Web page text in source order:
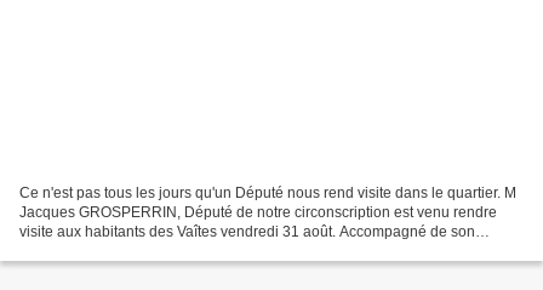
Ce n'est pas tous les jours qu'un Député nous rend visite dans le quartier. M
Jacques GROSPERRIN, Député de notre circonscription est venu rendre
visite aux habitants des Vaîtes vendredi 31 août. Accompagné de son